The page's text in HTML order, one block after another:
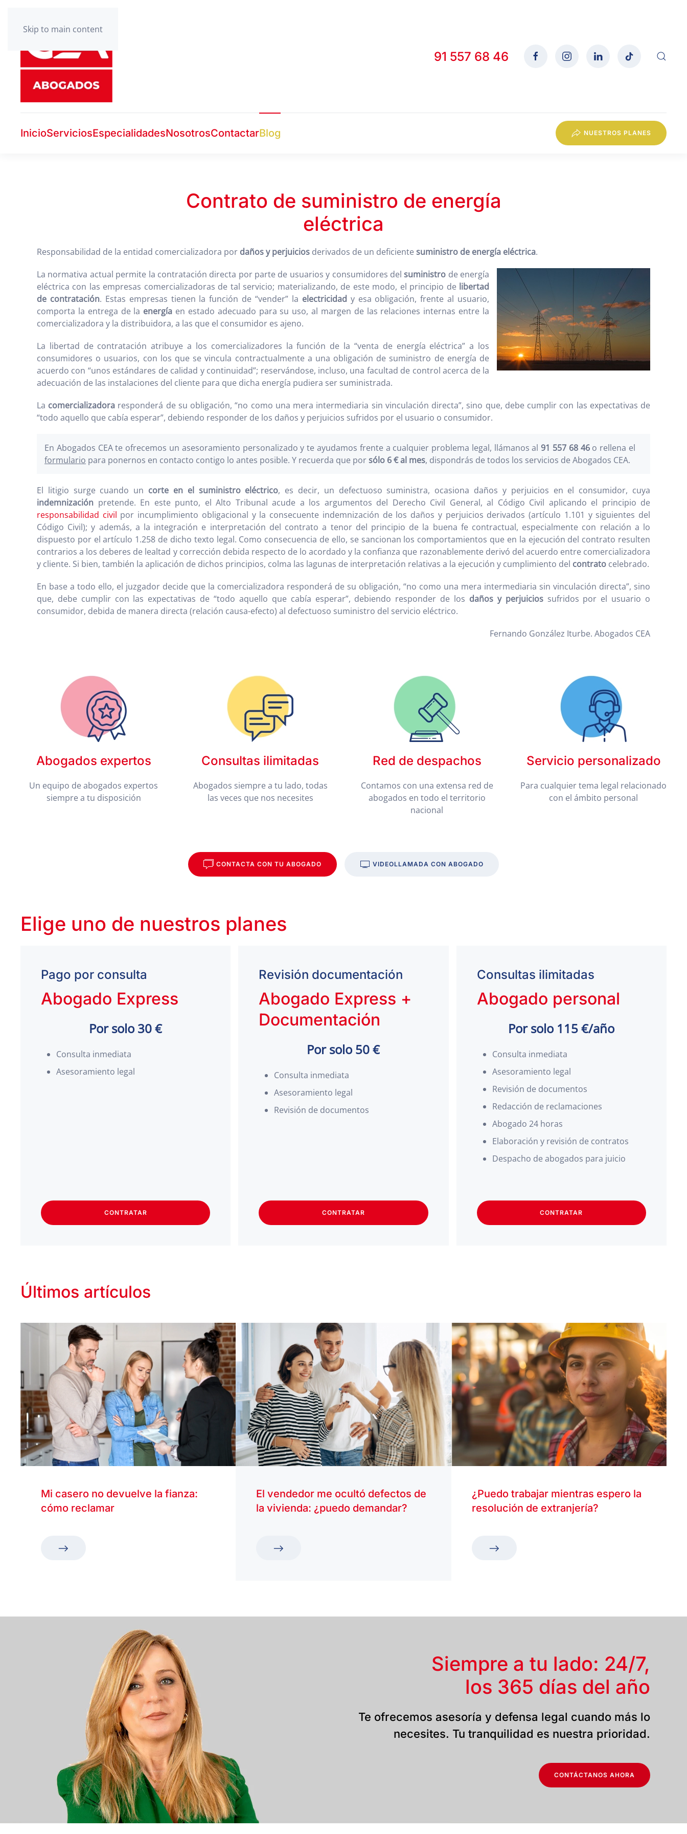
Skip to main content
91 557 68 46
InicioServiciosEspecialidadesNosotrosContactarBlog NUESTROS PLANES
Contrato de suministro de energía
eléctrica
Responsabilidad de la entidad comercializadora por daños y perjuicios derivados de un deficiente suministro de energía eléctrica.
La normativa actual permite la contratación directa por parte de usuarios y consumidores delsuministro de energía
eléctrica con las empresas comercializadoras de tal servicio; materializando, de este modo, el principio de libertad
de contratación. Estas empresas tienen la función de “vender” la electricidad y esa obligación, frente al usuario,
comporta la entrega de la energía en estado adecuado para su uso, al margen de las relaciones internas entre la
comercializadora y la distribuidora, a las que el consumidor es ajeno.
La libertad de contratación atribuye a los comercializadores la función de la “venta de energía eléctrica” a los
consumidores o usuarios, con los que se vincula contractualmente a una obligación de suministro de energía de
acuerdo con “unos estándares de calidad y continuidad”; reservándose, incluso, una facultad de control acerca de la
adecuación de las instalaciones del cliente para que dicha energía pudiera ser suministrada.
La comercializadora responderá de su obligación, “no como una mera intermediaria sin vinculación directa”, sino que, debe cumplir con las expectativas de
“todo aquello que cabía esperar”, debiendo responder de los daños y perjuicios sufridos por el usuario o consumidor.
En Abogados CEA te ofrecemos un asesoramiento personalizado y te ayudamos frente a cualquier problema legal, llámanos al 91 557 68 46o rellena el
formulario para ponernos en contacto contigo lo antes posible. Y recuerda que porsólo 6 € al mes, dispondrás de todos los servicios de Abogados CEA.
El litigio surge cuando un corte en el suministro eléctrico, es decir, un defectuoso suministra, ocasiona daños y perjuicios en el consumidor, cuya
indemnización pretende. En este punto, el Alto Tribunal acude a los argumentos del Derecho Civil General, al Código Civil aplicando el principio de
responsabilidad civil por incumplimiento obligacional y la consecuente indemnización de los daños y perjuicios derivados (artículo 1.101 y siguientes del
Código Civil); y además, a la integración e interpretación del contrato a tenor del principio de la buena fe contractual, especialmente con relación a lo
dispuesto por el artículo 1.258 de dicho texto legal. Como consecuencia de ello, se sancionan los comportamientos que en la ejecución del contrato resulten
contrarios a los deberes de lealtad y corrección debida respecto de lo acordado y la confianza que razonablemente derivó del acuerdo entre comercializadora
y cliente. Si bien, también la aplicación de dichos principios, colma las lagunas de interpretación relativas a la ejecución y cumplimiento del contrato celebrado.
En base a todo ello, el juzgador decide que la comercializadora responderá de su obligación, “no como una mera intermediaria sin vinculación directa”, sino
que, debe cumplir con las expectativas de “todo aquello que cabía esperar”, debiendo responder de los daños y perjuiciossufridos por el usuario o
consumidor, debida de manera directa (relación causa-efecto) al defectuoso suministro del servicio eléctrico.
Fernando González Iturbe. Abogados CEA
Abogados expertos
Un equipo de abogados expertos
siempre a tu disposición
Consultas ilimitadas
Abogados siempre a tu lado, todas
las veces que nos necesites
Red de despachos
Contamos con una extensa red de
abogados en todo el territorio
nacional
Servicio personalizado
Para cualquier tema legal relacionado
con el ámbito personal
CONTACTA CON TU ABOGADO VIDEOLLAMADA CON ABOGADO
Elige uno de nuestros planes
Pago por consulta
Abogado Express
Por solo 30 €
Consulta inmediata
Asesoramiento legal
CONTRATAR
Revisión documentación
Abogado Express +
Documentación
Por solo 50 €
Consulta inmediata
Asesoramiento legal
Revisión de documentos
CONTRATAR
Consultas ilimitadas
Abogado personal
Por solo 115 €/año
Consulta inmediata
Asesoramiento legal
Revisión de documentos
Redacción de reclamaciones
Abogado 24 horas
Elaboración y revisión de contratos
Despacho de abogados para juicio
CONTRATAR
Últimos artículos
Mi casero no devuelve la fianza:
cómo reclamar
El vendedor me ocultó defectos de
la vivienda: ¿puedo demandar?
¿Puedo trabajar mientras espero la
resolución de extranjería?
Siempre a tu lado: 24/7,
los 365 días del año
Te ofrecemos asesoría y defensa legal cuando más lo
necesites. Tu tranquilidad es nuestra prioridad.
CONTÁCTANOS AHORA